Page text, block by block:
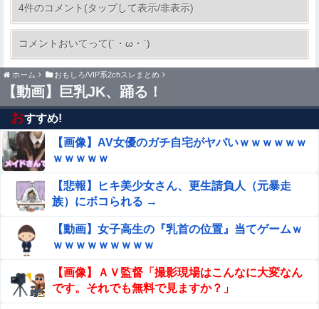
婚したい
【九州名物】鶏刺し食べた医師、全身麻痺へ…
「死んだほうが良かった」
【衝撃】 女友達「ワイ君、セ○クス下手すぎｗｗｗ」→ク
リ○リスに電マ当てながらセ◯クスした結果ｗｗｗｗｗｗ
ｗｗ
【閲覧注意】フットサルの試合中に顔面が2つに割れて死
亡した選手の動画、凄すぎる
【悲報】ショートスリーパー堀大輔、涙を流す
エロ漫画『先生なのに、ハジメテを元教え子におそわるな
に無料で読む方法│エデンの林檎/中条亮
【画像】人工肛門の松本人志さん、最新の姿に心配の
【閲覧注意】女さん、ショットガンで自殺・・・伝説級の
グロ動画を誕生させてしまう・・・
4件のコメント(タップして表示/非表示)
コメントおいてって(´・ω・`)
ホーム おもしろ/VIP系2chスレまとめ
【動画】巨乳JK、踊る！
おすすめ!
【画像】AV女優のガチ自宅がヤバいｗｗｗｗｗｗ
ｗｗｗｗｗ
【悲報】ヒキ美少女さん、更生請負人（元暴走
族）にボコられる →
【動画】女子高生の『乳首の位置』当てゲームｗ
ｗｗｗｗｗｗｗｗｗ
【画像】ＡＶ監督「撮影現場はこんなに大変なん
です。それでも無料で見ますか？」